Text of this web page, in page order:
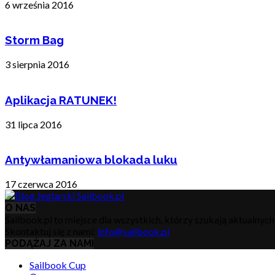
6 września 2016
Storm Bag
3 sierpnia 2016
Aplikacja RATUNEK!
31 lipca 2016
Antywłamaniowa blokada luku
17 czerwca 2016
O NAS
info@sailbook.pl
PODĄŻAJ ZA NAMI
Sailbook Cup